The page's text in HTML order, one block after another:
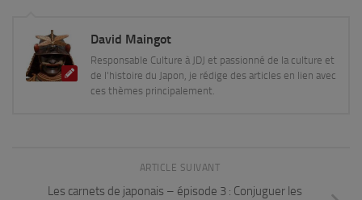
David Maingot
Responsable Culture à JDJ et passionné de la culture et
de l'histoire du Japon, je rédige des articles en lien avec
ces thèmes principalement.
ARTICLE SUIVANT
Les carnets de japonais – épisode 3 : Conjuguer les